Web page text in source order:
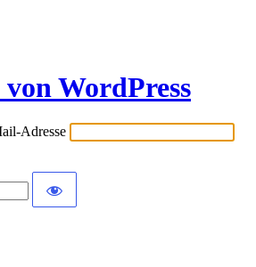
WordPress
Adresse